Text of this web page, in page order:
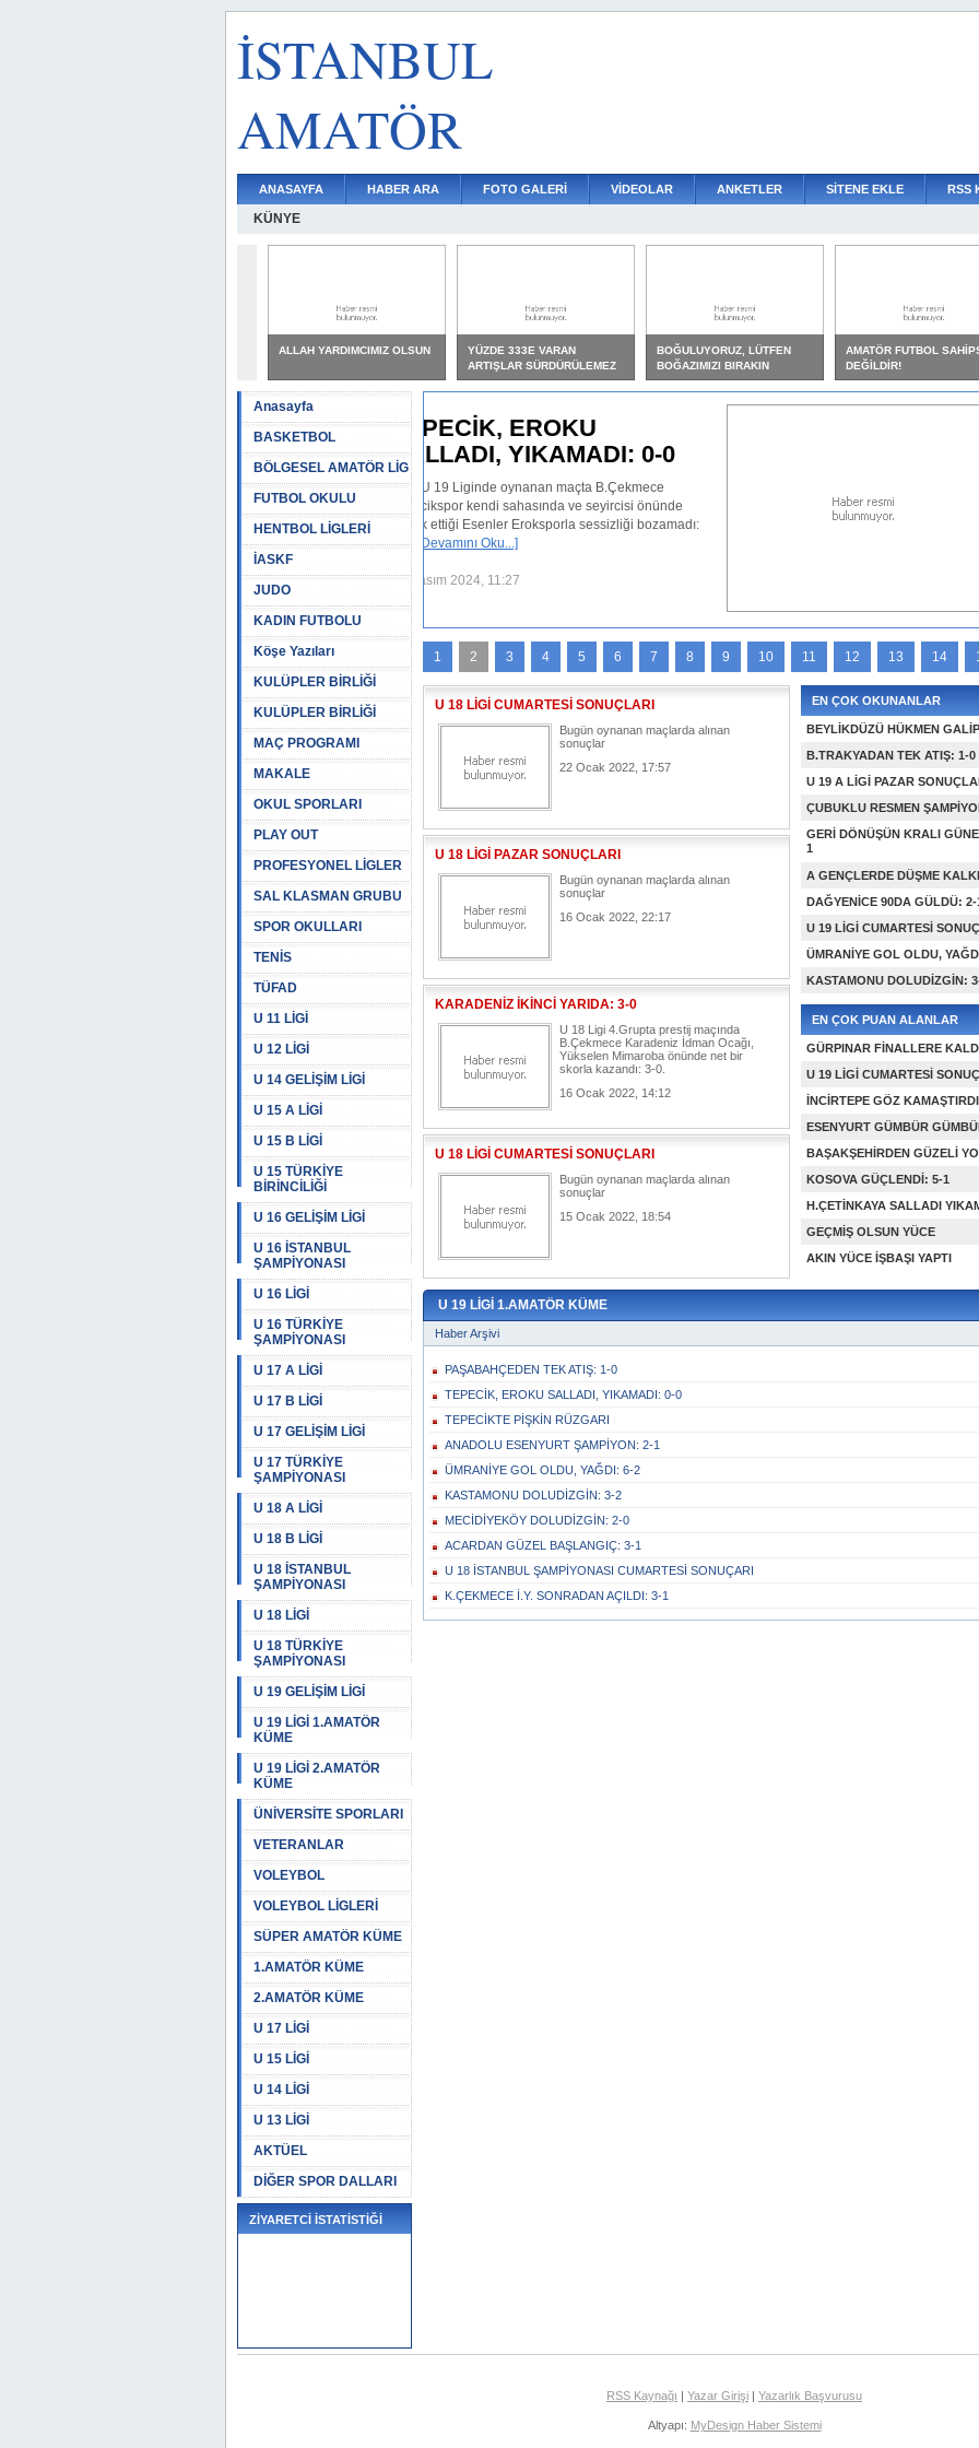
İSTANBUL
AMATÖR
ANASAYFA HABER ARA FOTO GALERİ VİDEOLAR ANKETLER SİTENE EKLE RSS
KÜNYE
ALLAH YARDIMCIMIZ OLSUN
YÜZDE 333E VARAN
ARTIŞLAR SÜRDÜRÜLEMEZ
BOĞULUYORUZ, LÜTFEN
BOĞAZIMIZI BIRAKIN
AMATÖR FUTBOL
DEĞİLDİR!
Anasayfa
BASKETBOL
BÖLGESEL AMATÖR LİG
FUTBOL OKULU
HENTBOL LİGLERİ
İASKF
JUDO
KADIN FUTBOLU
Köşe Yazıları
KULÜPLER BİRLİĞİ
KULÜPLER BİRLİĞİ
MAÇ PROGRAMI
MAKALE
OKUL SPORLARI
PLAY OUT
PROFESYONEL LİGLER
SAL KLASMAN GRUBU
SPOR OKULLARI
TENİS
TÜFAD
U 11 LİGİ
U 12 LİGİ
U 14 GELİŞİM LİGİ
U 15 A LİGİ
U 15 B LİGİ
U 15 TÜRKİYE
BİRİNCİLİĞİ
U 16 GELİŞİM LİGİ
U 16 İSTANBUL
ŞAMPİYONASI
U 16 LİGİ
U 16 TÜRKİYE
ŞAMPİYONASI
U 17 A LİGİ
U 17 B LİGİ
U 17 GELİŞİM LİGİ
U 17 TÜRKİYE
ŞAMPİYONASI
U 18 A LİGİ
U 18 B LİGİ
U 18 İSTANBUL
ŞAMPİYONASI
U 18 LİGİ
U 18 TÜRKİYE
ŞAMPİYONASI
U 19 GELİŞİM LİGİ
U 19 LİGİ 1.AMATÖR
KÜME
U 19 LİGİ 2.AMATÖR
KÜME
ÜNİVERSİTE SPORLARI
VETERANLAR
VOLEYBOL
VOLEYBOL LİGLERİ
SÜPER AMATÖR KÜME
1.AMATÖR KÜME
2.AMATÖR KÜME
U 17 LİGİ
U 15 LİGİ
U 14 LİGİ
U 13 LİGİ
AKTÜEL
DİĞER SPOR DALLARI
ZİYARETCİ İSTATİSTİĞİ
TEPECİK, EROKU
SALLADI, YIKAMADI: 0-0
BGL U 19 Liginde oynanan maçta B.Çekmece
Tepecikspor kendi sahasında ve seyircisi önünde
konuk ettiği Esenler Eroksporla sessizliği bozamadı:
B.Çekmece Tepeciksporda teknik direktör
Pişkin yeni takımıyla 3 haftadır namağlup
1 2 3 4 5 6 7 8 9 10 11 12 13 14
U 18 LİGİ CUMARTESİ SONUÇLARI
Bugün oynanan maçlarda alınan
sonuçlar
22 Ocak 2022, 17:57
U 18 LİGİ PAZAR SONUÇLARI
Bugün oynanan maçlarda alınan
sonuçlar
16 Ocak 2022, 22:17
KARADENİZ İKİNCİ YARIDA: 3-0
U 18 Ligi 4.Grupta prestij maçında
B.Çekmece Karadeniz İdman Ocağı,
Yükselen Mimaroba önünde net bir
skorla kazandı: 3-0.
16 Ocak 2022, 14:12
U 18 LİGİ CUMARTESİ SONUÇLARI
Bugün oynanan maçlarda alınan
sonuçlar
15 Ocak 2022, 18:54
EN ÇOK OKUNANLAR
BEYLİKDÜZÜ HÜKMEN GALİP
B.TRAKYADAN TEK ATIŞ: 1-0
U 19 A LİGİ PAZAR
ÇUBUKLU RESMEN
GERİ DÖNÜŞÜN KRALI
1
A GENÇLERDE DÜŞME
DAĞYENİCE 90DA GÜLDÜ: 2-
U 19 LİGİ CUMARTESİ
ÜMRANİYE GOL OLDU,
KASTAMONU DOLUDİZGİN:
EN ÇOK PUAN ALANLAR
GÜRPINAR FİNALLERE
U 19 LİGİ CUMARTESİ
İNCİRTEPE GÖZ
ESENYURT GÜMBÜR
BAŞAKŞEHİRDEN GÜZELİ
KOSOVA GÜÇLENDİ: 5-1
H.ÇETİNKAYA SALLADI
GEÇMİŞ OLSUN YÜCE
AKIN YÜCE İŞBAŞI YAPTI
U 19 LİGİ 1.AMATÖR KÜME
Haber Arşivi
PAŞABAHÇEDEN TEK ATIŞ: 1-0
TEPECİK, EROKU SALLADI, YIKAMADI: 0-0
TEPECİKTE PİŞKİN RÜZGARI
ANADOLU ESENYURT ŞAMPİYON: 2-1
ÜMRANİYE GOL OLDU, YAĞDI: 6-2
KASTAMONU DOLUDİZGİN: 3-2
MECİDİYEKÖY DOLUDİZGİN: 2-0
ACARDAN GÜZEL BAŞLANGIÇ: 3-1
U 18 İSTANBUL ŞAMPİYONASI CUMARTESİ SONUÇARI
K.ÇEKMECE İ.Y. SONRADAN AÇILDI: 3-1
RSS Kaynağı | Yazar Girişi | Yazarlık Başvurusu
Altyapı: MyDesign Haber Sistemi